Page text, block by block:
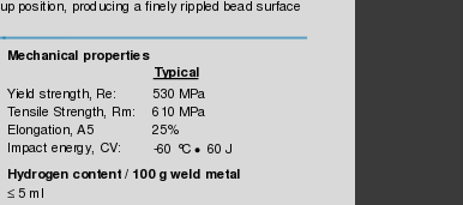
up position, producing a finely rippled bead surface
Mechanical properties
Typical
Yield strength, Re:
530 MPa
Tensile Strength, Rm:
610 MPa
Elongation, A5
25%
Impact energy, CV: -60 °C • 60 J
Hydrogen content / 100 g weld metal
≤ 5 ml